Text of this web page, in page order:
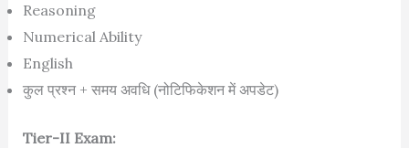
Reasoning
Numerical Ability
English
कुल प्रश्न + समय अवधि (नोटिफिकेशन में अपडेट)
Tier-II Exam: